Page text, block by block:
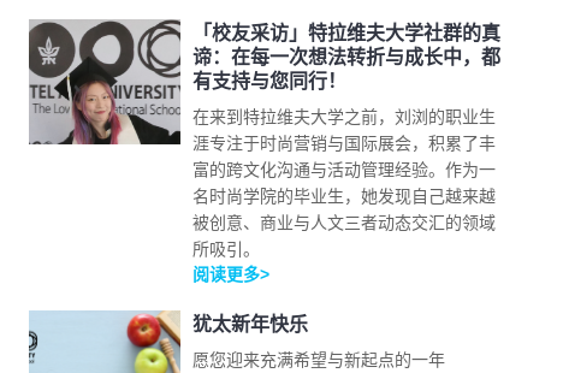
「校友采访」特拉维夫大学社群的真
谛：在每一次想法转折与成长中，都
有支持与您同行！
在来到特拉维夫大学之前，刘浏的职业生
涯专注于时尚营销与国际展会，积累了丰
富的跨文化沟通与活动管理经验。作为一
名时尚学院的毕业生，她发现自己越来越
被创意、商业与人文三者动态交汇的领域
所吸引。
阅读更多>
犹太新年快乐
愿您迎来充满希望与新起点的一年